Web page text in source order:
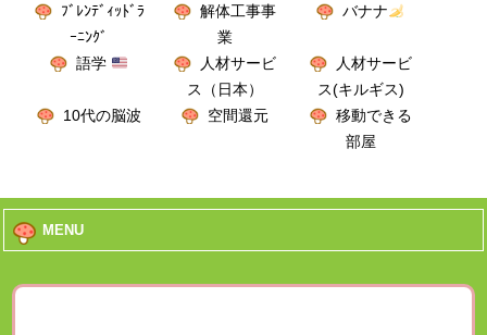
ﾌﾞﾚﾝﾃﾞｨｯﾄﾞﾗ
ｰﾆﾝｸﾞ
解体工事事
業
バナナ
語学
人材サービ
ス（日本）
人材サービ
ス(キルギス)
10代の脳波
空間還元
移動できる
部屋
MENU